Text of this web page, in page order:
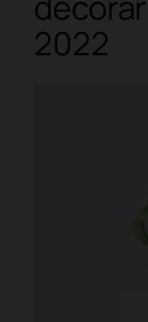
2022